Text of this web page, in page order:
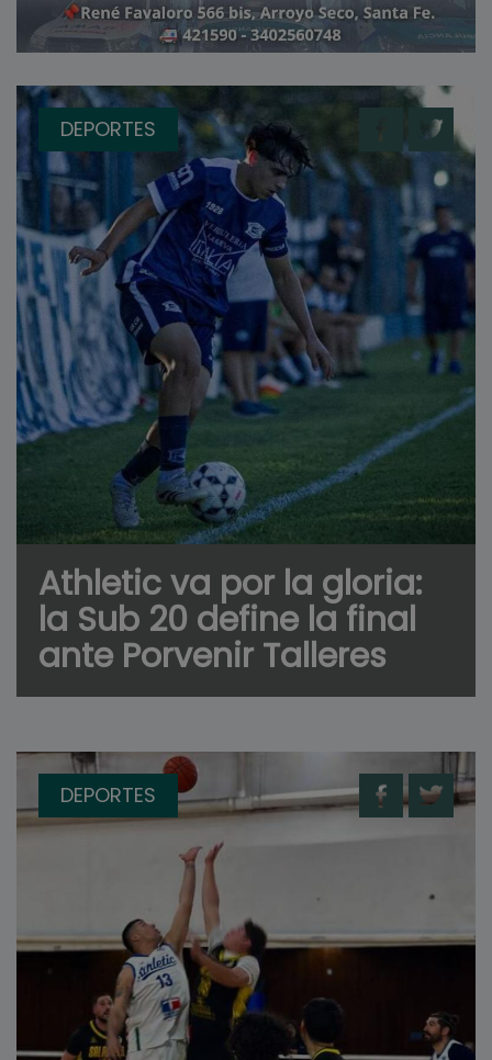
DEPORTES
Athletic va por la gloria:
la Sub 20 define la final
ante Porvenir Talleres
DEPORTES